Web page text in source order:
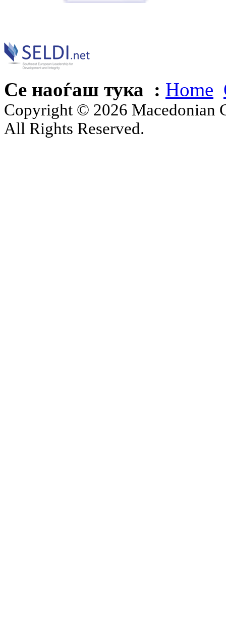
Се наоѓаш тука : Home
Copyright © 2026 Macedonian
All Rights Reserved.